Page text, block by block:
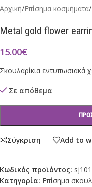
Αρχική/Επίσημα κοσμήματα/
Metal gold flower
15.00€
Σκουλαρίκια εντυπωσιακά
Σε απόθεμα
Σύγκριση Add to
Κωδικός προϊόντος: sj101
Κατηγορία: Επίσημα